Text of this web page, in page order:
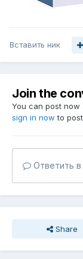
Вставить ник
Join the
You can post now
sign in now to
Ответить в
Share